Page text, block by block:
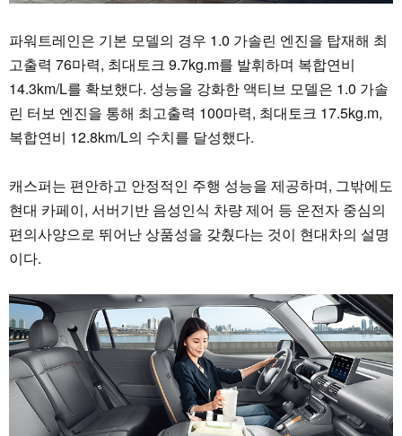
파워트레인은 기본 모델의 경우 1.0 가솔린 엔진을 탑재해 최
고출력 76마력, 최대토크 9.7kg.m를 발휘하며 복합연비
14.3km/L를 확보했다. 성능을 강화한 액티브 모델은 1.0 가솔
린 터보 엔진을 통해 최고출력 100마력, 최대토크 17.5kg.m,
복합연비 12.8km/L의 수치를 달성했다.
캐스퍼는 편안하고 안정적인 주행 성능을 제공하며, 그밖에도
현대 카페이, 서버기반 음성인식 차량 제어 등 운전자 중심의
편의사양으로 뛰어난 상품성을 갖췄다는 것이 현대차의 설명
이다.